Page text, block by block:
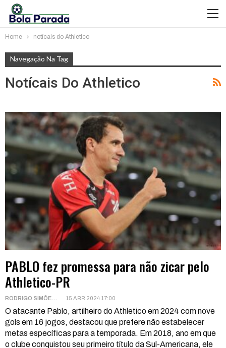
Home notícais do Athletico
Navegação Na Tag
Notícais Do Athletico
PABLO fez promessa para não zicar pelo
Athletico-PR
15 ABR 2024 17:00
O atacante Pablo, artilheiro do Athletico em 2024 com nove
gols em 16 jogos, destacou que prefere não estabelecer
metas específicas para a temporada. Em 2018, ano em que
o clube conquistou seu primeiro título da Sul-Americana, ele